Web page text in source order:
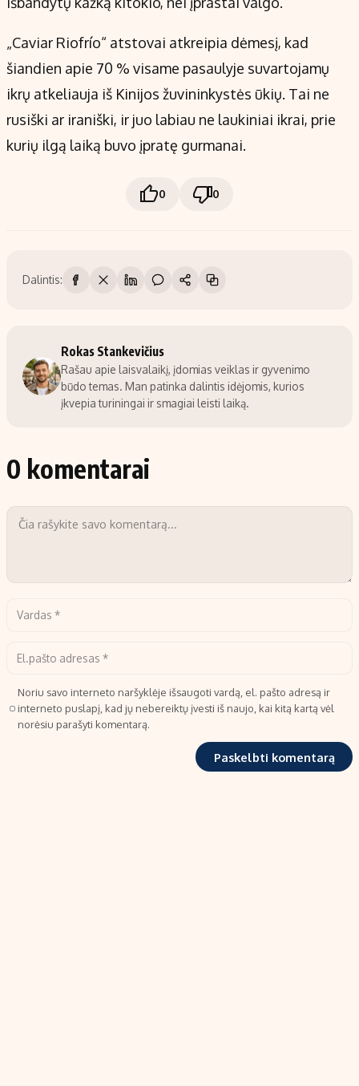
„Caviar Riofrío“ atstovai atkreipia dėmesį, kad
šiandien apie 70 % visame pasaulyje suvartojamų
ikrų atkeliauja iš Kinijos žuvininkystės ūkių. Tai ne
rusiški ar iraniški, ir juo labiau ne laukiniai ikrai, prie
kurių ilgą laiką buvo įpratę gurmanai.
0 0
Dalintis:
Rokas Stankevičius
Rašau apie laisvalaikį, įdomias veiklas ir gyvenimo
būdo temas. Man patinka dalintis idėjomis, kurios
įkvepia turiningai ir smagiai leisti laiką.
0 komentarai
Noriu savo interneto naršyklėje išsaugoti vardą, el. pašto adresą ir
interneto puslapį, kad jų nebereiktų įvesti iš naujo, kai kitą kartą vėl
norėsiu parašyti komentarą.